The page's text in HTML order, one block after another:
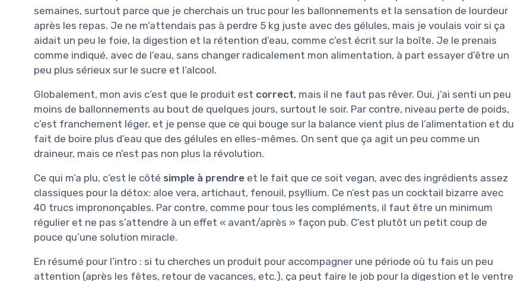
semaines, surtout parce que je cherchais un truc pour les ballonnements et la sensation de lourdeur
après les repas. Je ne m’attendais pas à perdre 5 kg juste avec des gélules, mais je voulais voir si ça
aidait un peu le foie, la digestion et la rétention d’eau, comme c’est écrit sur la boîte. Je le prenais
comme indiqué, avec de l’eau, sans changer radicalement mon alimentation, à part essayer d’être un
peu plus sérieux sur le sucre et l’alcool.
Globalement, mon avis c’est que le produit est correct, mais il ne faut pas rêver. Oui, j’ai senti un peu
moins de ballonnements au bout de quelques jours, surtout le soir. Par contre, niveau perte de poids,
c’est franchement léger, et je pense que ce qui bouge sur la balance vient plus de l’alimentation et du
fait de boire plus d’eau que des gélules en elles-mêmes. On sent que ça agit un peu comme un
draineur, mais ce n’est pas non plus la révolution.
Ce qui m’a plu, c’est le côté simple à prendre et le fait que ce soit vegan, avec des ingrédients assez
classiques pour la détox: aloe vera, artichaut, fenouil, psyllium. Ce n’est pas un cocktail bizarre avec
40 trucs imprononçables. Par contre, comme pour tous les compléments, il faut être un minimum
régulier et ne pas s’attendre à un effet « avant/après » façon pub. C’est plutôt un petit coup de
pouce qu’une solution miracle.
En résumé pour l’intro : si tu cherches un produit pour accompagner une période où tu fais un peu
attention (après les fêtes, retour de vacances, etc.), ça peut faire le job pour la digestion et le ventre